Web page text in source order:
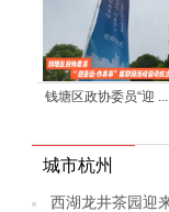
钱塘区政协委员“迎 ...
城市杭州
西湖龙井茶园迎